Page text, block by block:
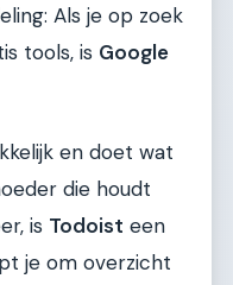
Als je op zoek
tools, is Google
en doet wat
die houdt
is Todoist een
je om overzicht